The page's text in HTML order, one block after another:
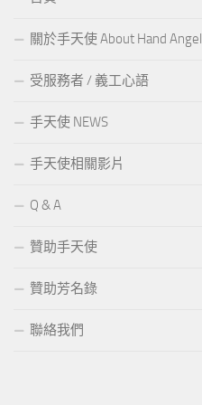
關於手天使 About Hand Angel
受服務者 / 義工心語
手天使 NEWS
手天使相關影片
Q & A
贊助手天使
贊助芳名錄
聯絡我們